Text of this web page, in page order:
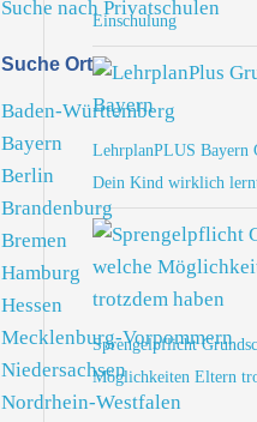
Suche nach Privatschulen
Suche Ort
Baden-Württemberg
Bayern
Berlin
Brandenburg
Bremen
Hamburg
Hessen
Mecklenburg-Vorpommern
Niedersachsen
Nordrhein-Westfalen
Einschulung
LehrplanPLUS Bayern
Dein Kind wirklich
Sprengelpflicht
Möglichkeiten Eltern